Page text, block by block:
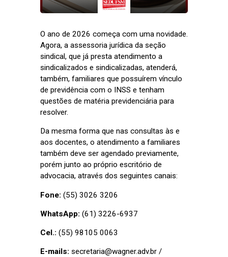
O ano de 2026 começa com uma novidade.
Agora, a assessoria jurídica da seção
sindical, que já presta atendimento a
sindicalizados e sindicalizadas, atenderá,
também, familiares que possuírem vínculo
de previdência com o INSS e tenham
questões de matéria previdenciária para
resolver.
Da mesma forma que nas consultas às e
aos docentes, o atendimento a familiares
também deve ser agendado previamente,
porém junto ao próprio escritório de
advocacia, através dos seguintes canais:
Fone: (55) 3026 3206
WhatsApp: (61) 3226-6937
Cel.: (55) 98105 0063
E-mails: secretaria@wagner.adv.br /